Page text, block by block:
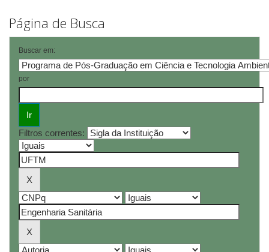
Página de Busca
Buscar em:
por
Filtros correntes: